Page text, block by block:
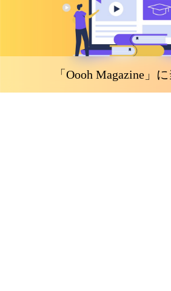
「Oooh Magazine」